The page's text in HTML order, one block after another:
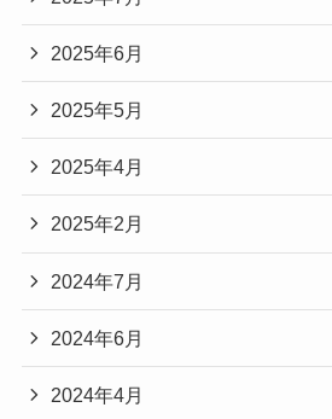
2025年6月
2025年5月
2025年4月
2025年2月
2024年7月
2024年6月
2024年4月